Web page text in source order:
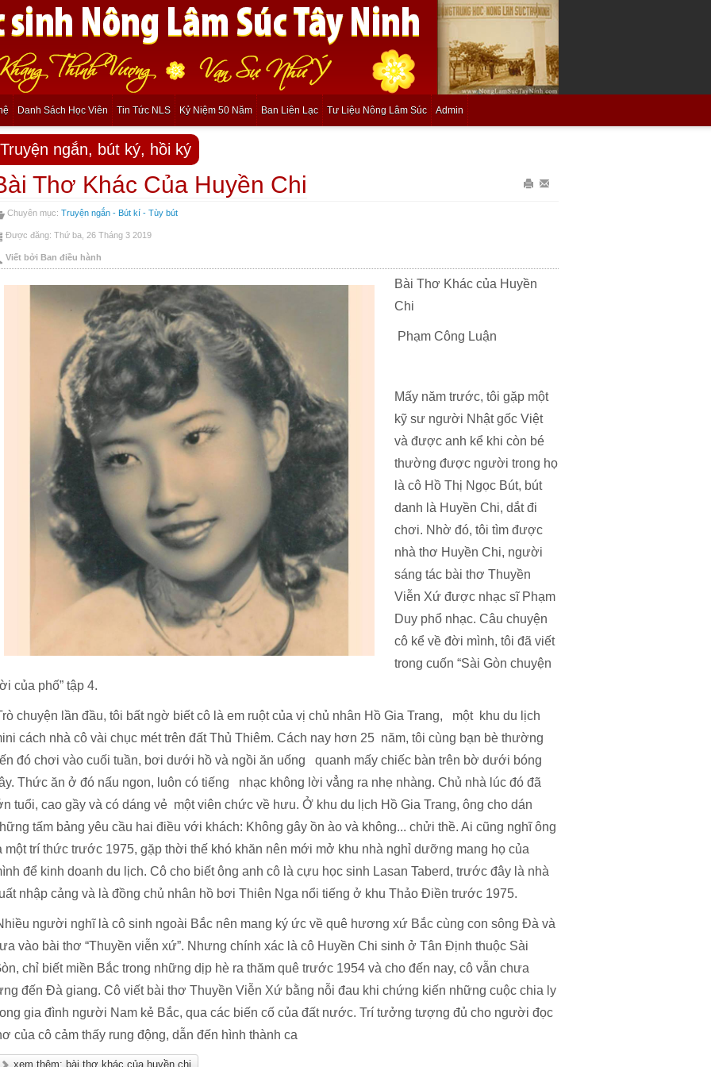
Danh Sách Học Viên Tin Tức NLS Kỷ Niệm 50 Năm Ban Liên Lạc Tư Liệu Nông Lâm Súc Admin
Truyện ngắn, bút ký, hồi ký
Thơ Khác Của Huyền Chi
này
Chuyên mục:Truyện ngắn - Bút kí - Tùy bút
Được đăng: Thứ ba, 26 Tháng 3 2019
Viết bởi Ban điều hành
Bài Thơ Khác của Huyền
Chi
Phạm Công Luận
Mấy năm trước, tôi gặp một
kỹ sư người Nhật gốc Việt
và được anh kể khi còn bé
thường được người trong họ
là cô Hồ Thị Ngọc Bút, bút
danh là Huyền Chi, dắt đi
chơi. Nhờ đó, tôi tìm được
nhà thơ Huyền Chi, người
sáng tác bài thơ Thuyền
Viễn Xứ được nhạc sĩ Phạm
Duy phổ nhạc. Câu chuyện
cô kể về đời mình, tôi đã viết
trong cuốn “Sài Gòn chuyện
của phố” tập 4.
chuyện lần đầu, tôi bất ngờ biết cô là em ruột của vị chủ nhân Hồ Gia Trang, một khu du lịch
cách nhà cô vài chục mét trên đất Thủ Thiêm. Cách nay hơn 25 năm, tôi cùng bạn bè thường
đó chơi vào cuối tuần, bơi dưới hồ và ngồi ăn uống quanh mấy chiếc bàn trên bờ dưới bóng
Thức ăn ở đó nấu ngon, luôn có tiếng nhạc không lời vẳng ra nhẹ nhàng. Chủ nhà lúc đó đã
tuổi, cao gầy và có dáng vẻ một viên chức về hưu. Ở khu du lịch Hồ Gia Trang, ông cho dán
tấm bảng yêu cầu hai điều với khách: Không gây ồn ào và không... chửi thề. Ai cũng nghĩ ông
một trí thức trước 1975, gặp thời thế khó khăn nên mới mở khu nhà nghỉ dưỡng mang họ của
để kinh doanh du lịch. Cô cho biết ông anh cô là cựu học sinh Lasan Taberd, trước đây là nhà
nhập cảng và là đồng chủ nhân hồ bơi Thiên Nga nổi tiếng ở khu Thảo Điền trước 1975.
người nghĩ là cô sinh ngoài Bắc nên mang ký ức về quê hương xứ Bắc cùng con sông Đà và
vào bài thơ “Thuyền viễn xứ”. Nhưng chính xác là cô Huyền Chi sinh ở Tân Định thuộc Sài
chỉ biết miền Bắc trong những dịp hè ra thăm quê trước 1954 và cho đến nay, cô vẫn chưa
đến Đà giang. Cô viết bài thơ Thuyền Viễn Xứ bằng nỗi đau khi chứng kiến những cuộc chia ly
gia đình người Nam kẻ Bắc, qua các biến cố của đất nước. Trí tưởng tượng đủ cho người đọc
của cô cảm thấy rung động, dẫn đến hình thành ca
xem thêm: bài thơ khác của huyền chi